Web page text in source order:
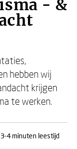
- &
hebben wij
krijgen
te werken.
3-4 minuten leestijd